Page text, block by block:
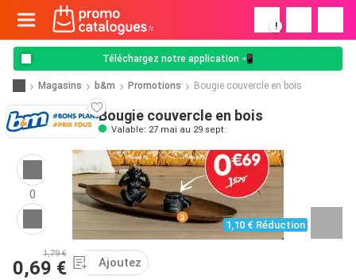
!
Téléchargez notre application 📲
Magasins b&m Promotions Bougie couvercle en bois
Bougie couvercle en bois
Valable: 27 mai au 29 sept.
0
1,10 € Réduction
1,79 €
0,69 €
Ajoutez